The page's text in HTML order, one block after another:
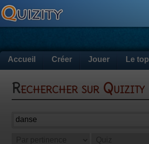
Accueil Créer Jouer Le top
Rechercher sur Quizity